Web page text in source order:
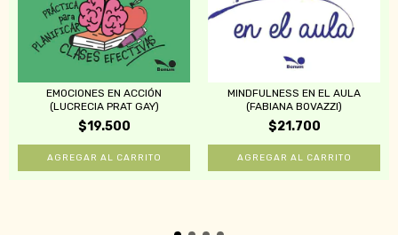
EMOCIONES EN ACCIÓN
(LUCRECIA PRAT GAY)
$19.500
MINDFULNESS EN EL AULA
(FABIANA BOVAZZI)
$21.700